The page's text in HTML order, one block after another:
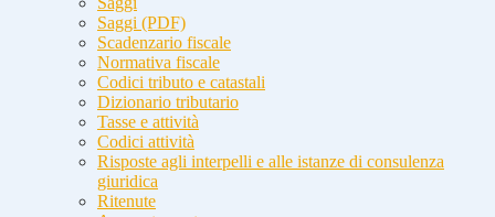
Saggi (PDF)
Scadenzario fiscale
Normativa fiscale
Codici tributo e catastali
Dizionario tributario
Tasse e attività
Codici attività
Risposte agli interpelli e alle istanze di consulenza
giuridica
Ritenute